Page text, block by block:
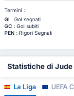
Termini :
Gl : Gol segnati
GC : Gol subiti
PEN: Rigori Segnati
Statistiche di
La Liga UEFA